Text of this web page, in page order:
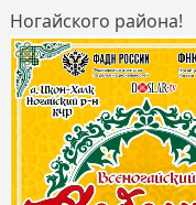
Ногайского района!